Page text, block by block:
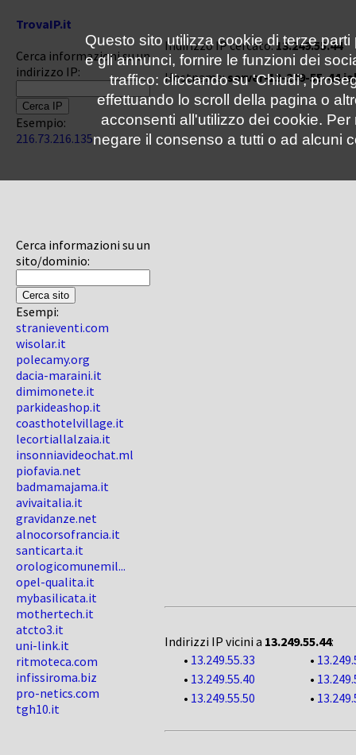
TrovaIP.it
Cerca informazioni su un
indirizzo IP:
Esempio:
216.73.216.135
Cerca informazioni su un
sito/dominio:
Esempi:
stranieventi.com
wisolar.it
polecamy.org
dacia-maraini.it
dimimonete.it
parkideashop.it
coasthotelvillage.it
lecortiallalzaia.it
insonniavideochat.ml
piofavia.net
badmamajama.it
avivaitalia.it
gravidanze.net
alnocorsofrancia.it
santicarta.it
orologicomunemil...
opel-qualita.it
mybasilicata.it
mothertech.it
atcto3.it
uni-link.it
ritmoteca.com
infissiroma.biz
pro-netics.com
tgh10.it
Indirizzo IP cercato:13.249.55.44
Hostname:server-13-249-55-
Indirizzi IP vicini a 13.249.55.44:
• 13.249.55.33 •
• 13.249.55.40 •
• 13.249.55.50 •
Questo sito utilizza cookie di terze
e gli annunci, fornire le funzioni dei
traffico: cliccando su 'Chiudi',
effettuando lo scroll della pagina o
acconsenti all'utilizzo dei cookie.
negare il consenso a tutti o ad alcuni